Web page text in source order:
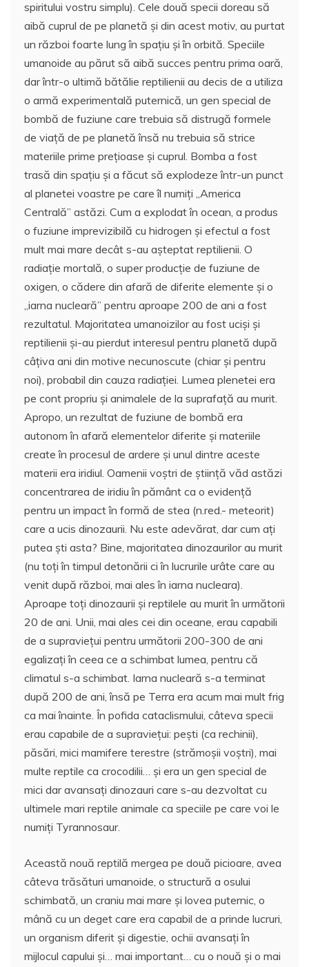
spiritului vostru simplu). Cele două specii doreau să
aibă cuprul de pe planetă și din acest motiv, au purtat
un război foarte lung în spațiu și în orbită. Speciile
umanoide au părut să aibă succes pentru prima oară,
dar într-o ultimă bătălie reptilienii au decis de a utiliza
o armă experimentală puternică, un gen special de
bombă de fuziune care trebuia să distrugă formele
de viață de pe planetă însă nu trebuia să strice
materiile prime prețioase și cuprul. Bomba a fost
trasă din spațiu și a făcut să explodeze într-un punct
al planetei voastre pe care îl numiți „America
Centrală” astăzi. Cum a explodat în ocean, a produs
o fuziune imprevizibilă cu hidrogen și efectul a fost
mult mai mare decât s-au așteptat reptilienii. O
radiație mortală, o super producție de fuziune de
oxigen, o cădere din afară de diferite elemente și o
„iarna nucleară” pentru aproape 200 de ani a fost
rezultatul. Majoritatea umanoizilor au fost uciși și
reptilienii și-au pierdut interesul pentru planetă după
câțiva ani din motive necunoscute (chiar și pentru
noi), probabil din cauza radiației. Lumea plenetei era
pe cont propriu și animalele de la suprafață au murit.
Apropo, un rezultat de fuziune de bombă era
autonom în afară elementelor diferite și materiile
create în procesul de ardere și unul dintre aceste
materii era iridiul. Oamenii voștri de știință văd astăzi
concentrarea de iridiu în pământ ca o evidență
pentru un impact în formă de stea (n.red.- meteorit)
care a ucis dinozaurii. Nu este adevărat, dar cum ați
putea ști asta? Bine, majoritatea dinozaurilor au murit
(nu toți în timpul detonării ci în lucrurile urâte care au
venit după război, mai ales în iarna nucleara).
Aproape toți dinozaurii și reptilele au murit în următorii
20 de ani. Unii, mai ales cei din oceane, erau capabili
de a supraviețui pentru următorii 200-300 de ani
egalizați în ceea ce a schimbat lumea, pentru că
climatul s-a schimbat. Iarna nucleară s-a terminat
după 200 de ani, însă pe Terra era acum mai mult frig
ca mai înainte. În pofida cataclismului, câteva specii
erau capabile de a supraviețui: pești (ca rechinii),
păsări, mici mamifere terestre (strămoșii voștri), mai
multe reptile ca crocodilii… și era un gen special de
mici dar avansați dinozauri care s-au dezvoltat cu
ultimele mari reptile animale ca speciile pe care voi le
numiți Tyrannosaur.
Această nouă reptilă mergea pe două picioare, avea
câteva trăsături umanoide, o structură a osului
schimbată, un craniu mai mare și lovea puternic, o
mână cu un deget care era capabil de a prinde lucruri,
un organism diferit și digestie, ochii avansați în
mijlocul capului și… mai important… cu o nouă și o mai